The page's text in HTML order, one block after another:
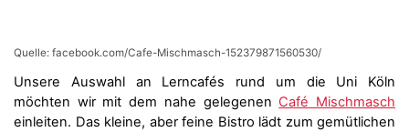
Quelle: facebook.com/Cafe-Mischmasch-152379871560530/
Unsere Auswahl an Lerncafés rund um die Uni Köln
möchten wir mit dem nahe gelegenen Café Mischmasch
einleiten. Das kleine, aber feine Bistro lädt zum gemütlichen